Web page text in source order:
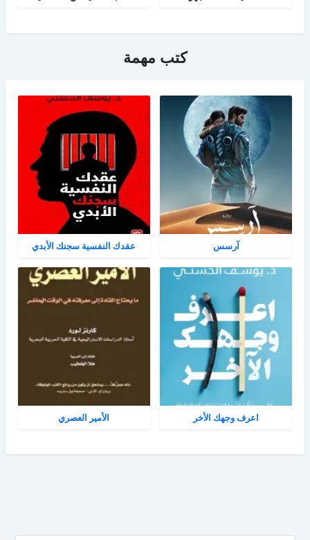
كتب مهمة
آرسس عقدك النفسية سجنك الأبدي
اعرف وجهك الأخر الأمير العصري